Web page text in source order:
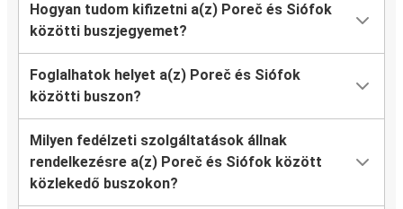
Hogyan tudom kifizetni a(z) Poreč és Siófok
közötti buszjegyemet?
Foglalhatok helyet a(z) Poreč és Siófok
közötti buszon?
Milyen fedélzeti szolgáltatások állnak
rendelkezésre a(z) Poreč és Siófok között
közlekedő buszokon?